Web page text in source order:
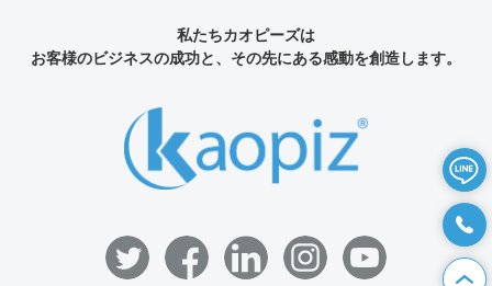
私たちカオピーズは
お客様のビジネスの成功と、その先にある感動を創造します。